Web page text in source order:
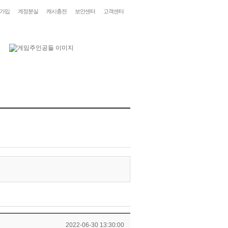
입 계정분실 캐시충전 보안센터 고객센터
2022-06-30 13:30:00